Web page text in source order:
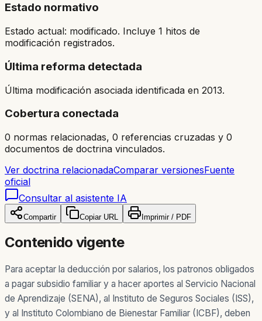
Estado normativo
Estado actual: modificado. Incluye 1 hitos de
modificación registrados.
Última reforma detectada
Última modificación asociada identificada en 2013.
Cobertura conectada
0 normas relacionadas, 0 referencias cruzadas y 0
documentos de doctrina vinculados.
Ver doctrina relacionadaComparar versionesFuente
oficial
Consultar al asistente IA
Compartir Copiar URL Imprimir / PDF
Contenido vigente
Para aceptar la deducción por salarios, los patronos obligados
a pagar subsidio familiar y a hacer aportes al Servicio Nacional
de Aprendizaje (SENA), al Instituto de Seguros Sociales (ISS),
y al Instituto Colombiano de Bienestar Familiar (ICBF), deben